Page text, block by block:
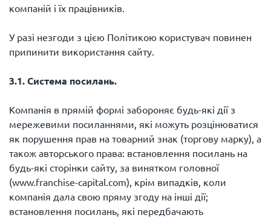
компаній і їх працівників.
У разі незгоди з цією Політикою користувач повинен
припинити використання сайту.
3.1. Система посилань.
Компанія в прямій формі забороняє будь-які дії з
мережевими посиланнями, які можуть розцінюватися
як порушення прав на товарний знак (торгову марку), а
також авторського права: встановлення посилань на
будь-які сторінки сайту, за винятком головної
(www.franchise-capital.com), крім випадків, коли
компанія дала свою пряму згоду на інші дії;
встановлення посилань, які передбачають